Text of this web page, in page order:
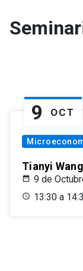
9 OCT
Tianyi
9 de
13:30 a